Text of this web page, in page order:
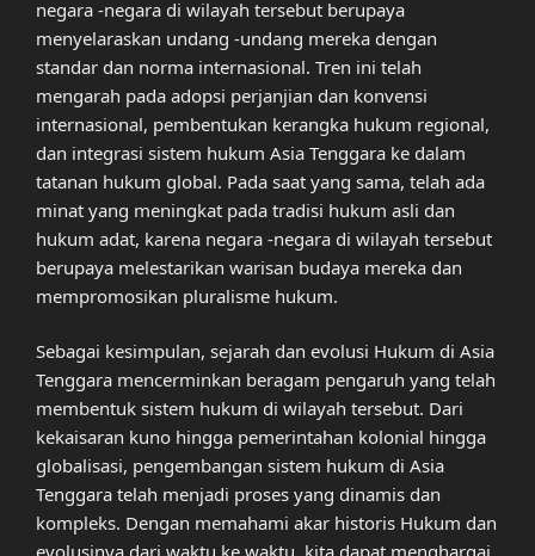
negara -negara di wilayah tersebut berupaya
menyelaraskan undang -undang mereka dengan
standar dan norma internasional. Tren ini telah
mengarah pada adopsi perjanjian dan konvensi
internasional, pembentukan kerangka hukum regional,
dan integrasi sistem hukum Asia Tenggara ke dalam
tatanan hukum global. Pada saat yang sama, telah ada
minat yang meningkat pada tradisi hukum asli dan
hukum adat, karena negara -negara di wilayah tersebut
berupaya melestarikan warisan budaya mereka dan
mempromosikan pluralisme hukum.
Sebagai kesimpulan, sejarah dan evolusi Hukum di Asia
Tenggara mencerminkan beragam pengaruh yang telah
membentuk sistem hukum di wilayah tersebut. Dari
kekaisaran kuno hingga pemerintahan kolonial hingga
globalisasi, pengembangan sistem hukum di Asia
Tenggara telah menjadi proses yang dinamis dan
kompleks. Dengan memahami akar historis Hukum dan